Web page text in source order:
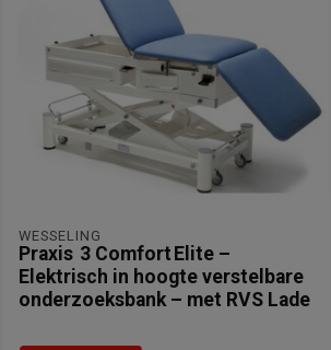
WESSELING
Praxis 3 Comfort Elite –
Elektrisch in hoogte verstelbare
onderzoeksbank – met RVS Lade